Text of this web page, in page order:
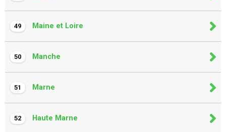
49 Maine et Loire
50 Manche
51 Marne
52 Haute Marne